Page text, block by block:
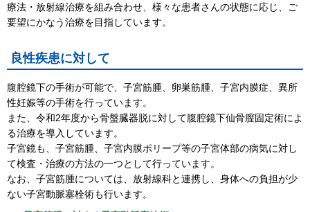
療法・放射線治療を組み合わせ、様々な患者さんの状態に応じ、ご
要望にかなう治療を目指しています。
良性疾患に対して
腹腔鏡下の手術が可能で、子宮筋腫、卵巣筋腫、子宮内膜症、異所
性妊娠等の手術を行っています。
また、令和2年度から骨盤臓器脱に対して腹腔鏡下仙骨膣固定術によ
る治療を導入しています。
子宮鏡も、子宮筋腫、子宮内膜ポリープ等の子宮体部の病気に対し
て検査・治療の方法の一つとして行っています。
なお、子宮筋腫については、放射線科と連携し、身体への負担が少
ない子宮動脈塞栓術も行います。